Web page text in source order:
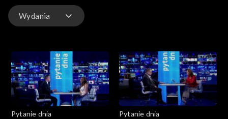
Wydania
Pytanie dnia
Pytanie dnia